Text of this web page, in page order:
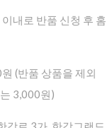
내로 반품 신청 후 홈
(반품 상품을 제외
3,000원)